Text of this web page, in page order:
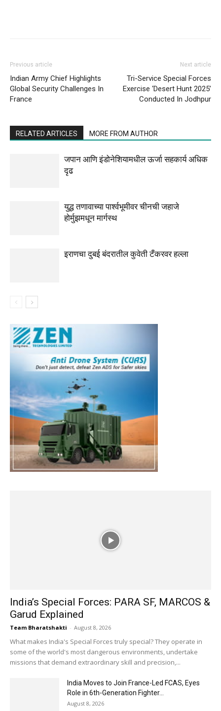
Previous article
Indian Army Chief Highlights
Global Security Challenges In
France
Next article
Tri-Service Special Forces
Exercise ‘Desert Hunt 2025’
Conducted In Jodhpur
RELATED ARTICLES MORE FROM AUTHOR
जपान आणि इंडोनेशियामधील ऊर्जा सहकार्य अधिक
दृढ
युद्ध तणावाच्या पार्श्वभूमीवर चीनची जहाजे
होर्मुझमधून मार्गस्थ
इराणचा दुबई बंदरातील कुवेती टँकरवर हल्ला
India’s Special Forces: PARA SF, MARCOS &
Garud Explained
Team Bharatshakti - August 8, 2026
What makes India's Special Forces truly special? They operate in
some of the world's most dangerous environments, undertake
missions that demand extraordinary skill and precision,...
India Moves to Join France-Led FCAS, Eyes
Role in 6th-Generation Fighter...
August 8, 2026